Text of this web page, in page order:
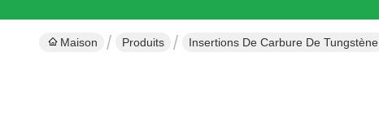
Maison Produits Insertions De Carbure De Tungstène